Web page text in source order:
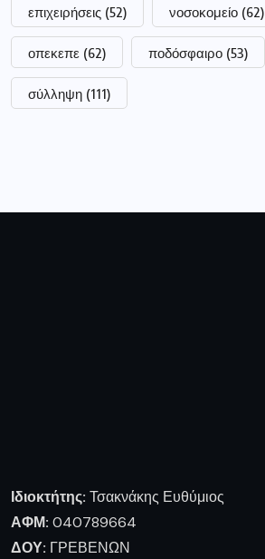
επιχειρήσεις (52) νοσοκομείο (62)
οπεκεπε (62) ποδόσφαιρο (53)
σύλληψη (111)
Ιδιοκτήτης: Τσακνάκης Ευθύμιος
ΑΦΜ: 040789664
ΔΟΥ: ΓΡΕΒΕΝΩΝ